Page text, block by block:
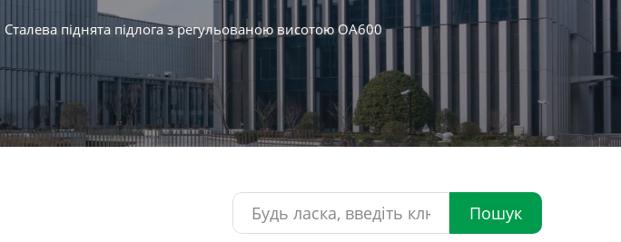
Сталева піднята підлога з регульованою висотою OA600
Пошук